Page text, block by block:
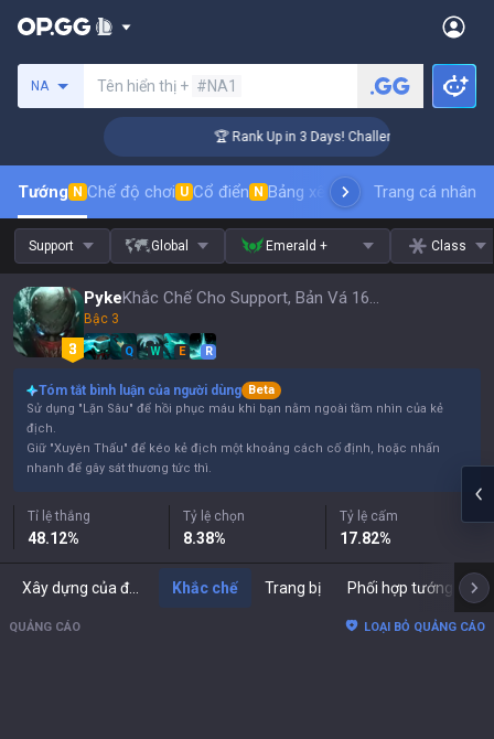
NA Tên hiển thị + #NA1
🏆 Rank Up in 3 Days! Challenger Coaching
Tướng N Chế độ chơi U Cổ điển N Bảng xếp hạng trang phụcthứ
Trang cá nhân
Support Global Emerald + Class
Pyke Khắc Chế Cho Support, Bản Vá 16.15
Bậc 3
Q W E R
Tóm tắt bình luận của người dùng Beta
Sử dụng "Lặn Sâu" để hồi phục máu khi bạn nằm ngoài tầm nhìn của kẻ
địch.
Giữ "Xuyên Thấu" để kéo kẻ địch một khoảng cách cố định, hoặc nhấn
nhanh để gây sát thương tức thì.
Tỉ lệ thắng
48.12%
Tỷ lệ chọn
8.38%
Tỷ lệ cấm
17.82%
Khắc chế Trang bị Phối hợp tướng
QUẢNG CÁO LOẠI BỎ QUẢNG CÁO